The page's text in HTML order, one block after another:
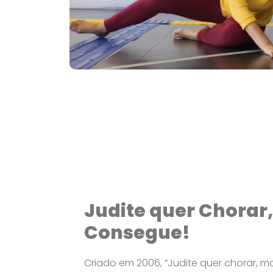
Judite quer
Consegue!
Criado em 2006, “Judite quer chorar,